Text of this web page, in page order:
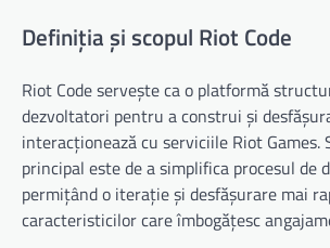
Definiția și scopul Riot Code
Riot Code servește ca o platformă
dezvoltatori pentru a construi și
interacționează cu serviciile Riot Games.
principal este de a simplifica procesul de
permițând o iterație și desfășurare mai
caracteristicilor care îmbogățesc